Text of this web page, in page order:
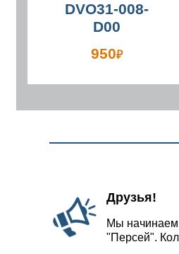
DVO31-008-
D00
950₽
Друзья!
Мы начинаем
"Персей".